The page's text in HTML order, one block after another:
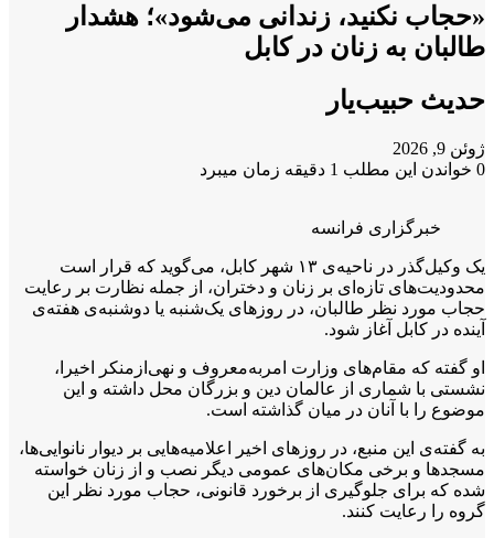
«حجاب نکنید، زندانی می‎‌شود»؛ هشدار
طالبان به زنان در کابل
حدیث حبیب‌یار
ژوئن 9, 2026
0 خواندن این مطلب 1 دقیقه زمان میبرد
خبرگزاری فرانسه
یک وکیل‌گذر در ناحیه‌ی ۱۳ شهر کابل، می‌گوید که قرار است
محدودیت‌های تازه‌ای بر زنان و دختران، از جمله نظارت بر رعایت
حجاب مورد نظر طالبان، در روزهای یک‌شنبه یا دوشنبه‌ی هفته‌ی
آینده در کابل آغاز شود.
او گفته که مقام‌های وزارت امربه‌معروف و نهی‌ازمنکر اخیرا،
نشستی با شماری از عالمان دین و بزرگان محل داشته و این
موضوع را با آنان در میان گذاشته است.
به گفته‌ی این منبع، در روزهای اخیر اعلامیه‌هایی بر دیوار نانوایی‌ها،
مسجدها و برخی مکان‌های عمومی دیگر نصب و از زنان خواسته
شده که برای جلوگیری از برخورد قانونی، حجاب مورد نظر این
گروه را رعایت کنند.